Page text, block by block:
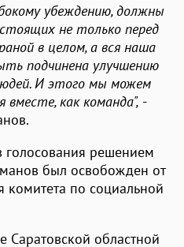
убеждению, должны
не только перед
в целом, а вся наша
подчинена улучшению
И этого мы можем
как команда", -
голосования решением
был освобожден от
комитета по социальной
Саратовской областной